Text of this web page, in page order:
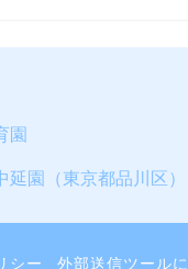
園
延園（東京都品川区）
シー 外部送信ツール